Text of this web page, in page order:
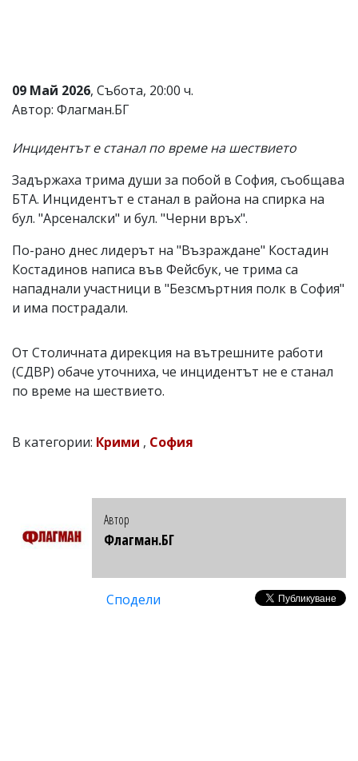
office@flagman.bg
Коментарите
статиите
въвеждат
от
читателите
и
не
носи
отговорност
за
тях!
обиден
за
вас
коментар,
ни!
09 Май 2026, Събота, 20:00 ч.
Автор: Флагман.БГ
Инцидентът е станал по време на шествието
Задържаха трима души за побой в София, съобщава
БТА. Инцидентът е станал в района на спирка на
бул. "Арсеналски" и бул. "Черни връх".
По-рано днес лидерът на "Възраждане" Костадин
Костадинов написа във Фейсбук, че трима са
нападнали участници в "Безсмъртния полк в София"
и има пострадали.
От Столичната дирекция на вътрешните работи
(СДВР) обаче уточниха, че инцидентът не е станал
по време на шествието.
В категории: Крими , София
Автор
Флагман.БГ
Сподели